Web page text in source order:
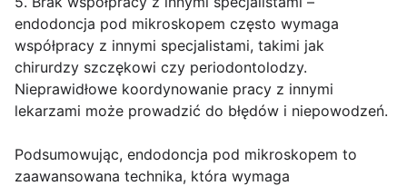
endodoncja pod mikroskopem często wymaga
współpracy z innymi specjalistami, takimi jak
chirurdzy szczękowi czy periodontolodzy.
Nieprawidłowe koordynowanie pracy z innymi
lekarzami może prowadzić do błędów i niepowodzeń.
Podsumowując, endodoncja pod mikroskopem to
zaawansowana technika, która wymaga